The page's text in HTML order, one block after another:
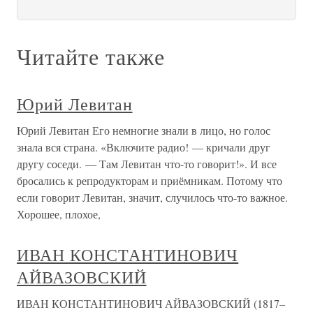
Читайте также
Юрий Левитан
Юрий Левитан Его немногие знали в лицо, но голос
знала вся страна. «Включите радио! — кричали друг
другу соседи. — Там Левитан что-то говорит!». И все
бросались к репродукторам и приёмникам. Потому что
если говорит Левитан, значит, случилось что-то важное.
Хорошее, плохое,
ИВАН КОНСТАНТИНОВИЧ
АЙВАЗОВСКИЙ
ИВАН КОНСТАНТИНОВИЧ АЙВАЗОВСКИЙ (1817–